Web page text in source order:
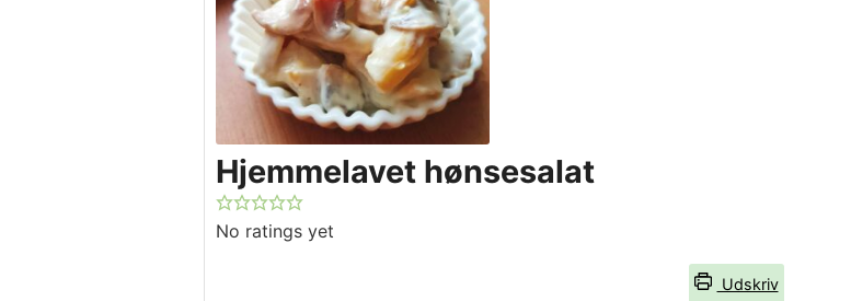
Hjemmelavet hønsesalat
No ratings yet
Udskriv